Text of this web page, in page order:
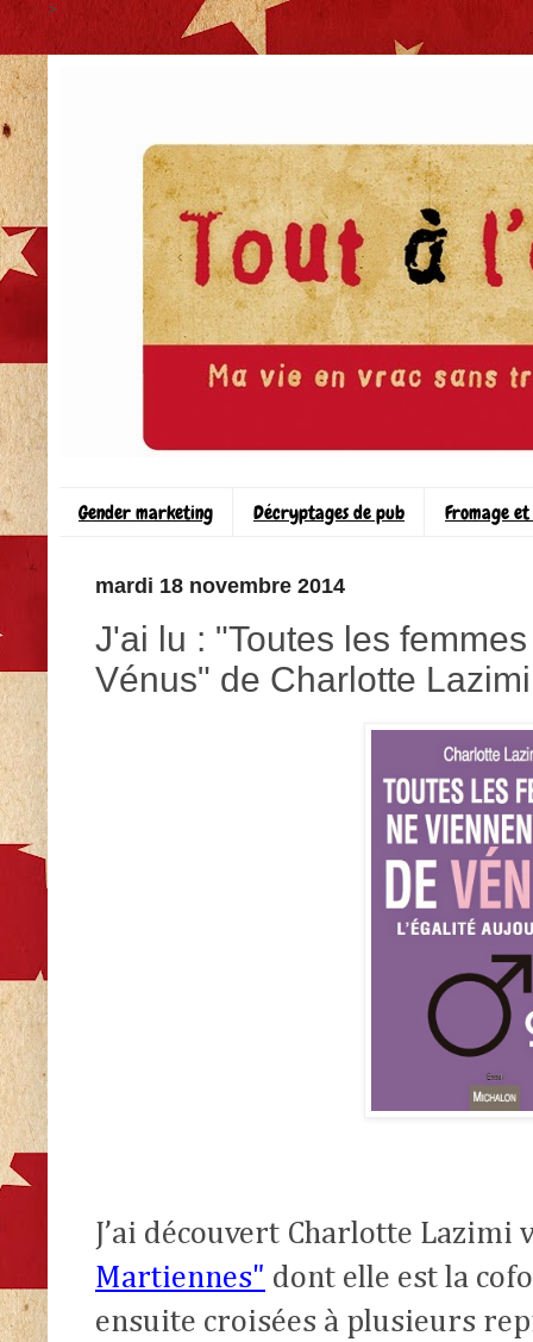
>
Gender marketing Décryptages de pub Fromage
mardi 18 novembre 2014
J'ai lu : "Toutes les
Vénus" de Charlotte Lazimi
J’ai découvert Charlotte Lazimi
Martiennes" dont elle est la
ensuite croisées à plusieurs